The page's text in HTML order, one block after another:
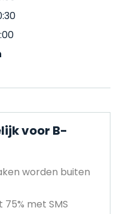
voor B-
worden buiten
met SMS